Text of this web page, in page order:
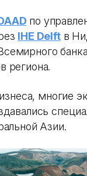
по
IHE Delftв
региона.
многие
Азии.